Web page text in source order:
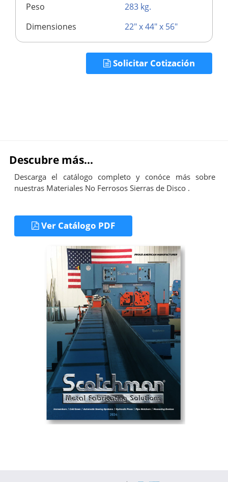
Peso
283 kg.
Dimensiones
22" x 44" x 56"
Solicitar Cotización
Descubre más...
Descarga el catálogo completo y conóce más sobre
nuestras Materiales No Ferrosos Sierras de Disco .
Ver Catálogo PDF